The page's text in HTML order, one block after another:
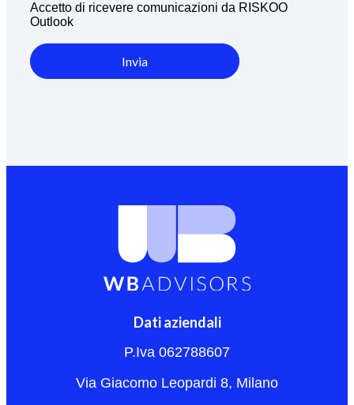
Accetto di ricevere comunicazioni da RISKOO
Outlook
Invia
Dati aziendali
P.Iva 062788607
Via Giacomo Leopardi 8, Milano